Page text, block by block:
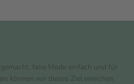
faire Mode einfach und für
können wir dieses Ziel erreichen